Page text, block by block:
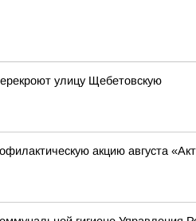
улицу Щебетовскую
акцию августа